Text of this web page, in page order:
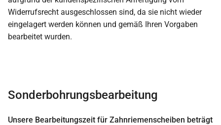
Widerrufsrecht ausgeschlossen sind, da sie nicht wieder
eingelagert werden können und gemäß Ihren Vorgaben
bearbeitet wurden.
Sonderbohrungsbearbeitung
Unsere Bearbeitungszeit für Zahnriemenscheiben beträgt